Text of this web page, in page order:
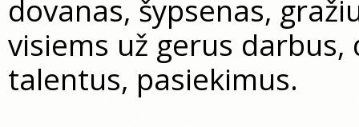
dovanas, šypsenas,
visiems už gerus
talentus, pasiekimus.